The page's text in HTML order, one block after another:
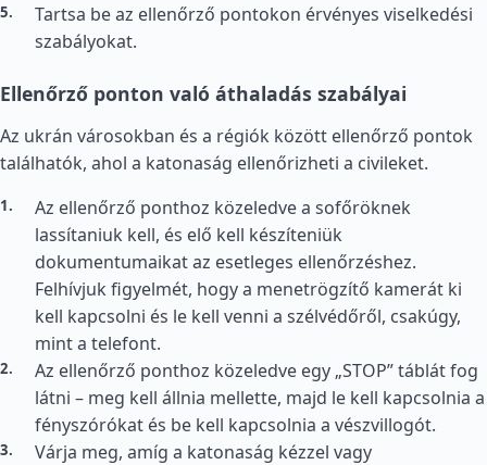
Tartsa be az ellenőrző pontokon érvényes viselkedési
szabályokat.
Ellenőrző ponton való áthaladás szabályai
Az ukrán városokban és a régiók között ellenőrző pontok
találhatók, ahol a katonaság ellenőrizheti a civileket.
Az ellenőrző ponthoz közeledve a sofőröknek
lassítaniuk kell, és elő kell készíteniük
dokumentumaikat az esetleges ellenőrzéshez.
Felhívjuk figyelmét, hogy a menetrögzítő kamerát ki
kell kapcsolni és le kell venni a szélvédőről, csakúgy,
mint a telefont.
Az ellenőrző ponthoz közeledve egy „STOP” táblát fog
látni – meg kell állnia mellette, majd le kell kapcsolnia a
fényszórókat és be kell kapcsolnia a vészvillogót.
Várja meg, amíg a katonaság kézzel vagy